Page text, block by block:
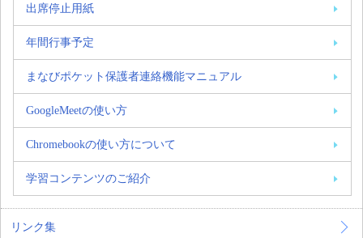
出席停止用紙
年間行事予定
まなびポケット保護者連絡機能マニュアル
GoogleMeetの使い方
Chromebookの使い方について
学習コンテンツのご紹介
リンク集